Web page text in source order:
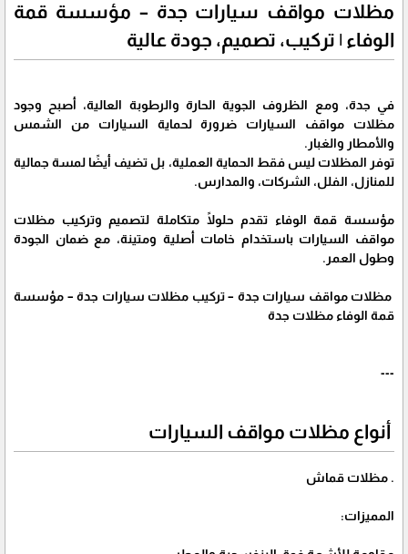
مظلات مواقف سيارات جدة – مؤسسة قمة
الوفاء | تركيب، تصميم، جودة عالية
في جدة، ومع الظروف الجوية الحارة والرطوبة العالية، أصبح وجود
مظلات مواقف السيارات ضرورة لحماية السيارات من الشمس
والأمطار والغبار.
توفر المظلات ليس فقط الحماية العملية، بل تضيف أيضًا لمسة جمالية
للمنازل، الفلل، الشركات، والمدارس.
مؤسسة قمة الوفاء تقدم حلولًا متكاملة لتصميم وتركيب مظلات
مواقف السيارات باستخدام خامات أصلية ومتينة، مع ضمان الجودة
وطول العمر.
مظلات مواقف سيارات جدة – تركيب مظلات سيارات جدة – مؤسسة
قمة الوفاء مظلات جدة
---
أنواع مظلات مواقف السيارات
. مظلات قماش
المميزات: